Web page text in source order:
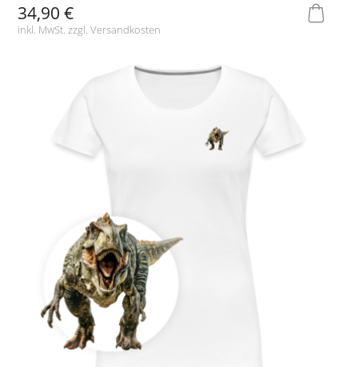
34,90 €
inkl. MwSt. zzgl.Versandkosten